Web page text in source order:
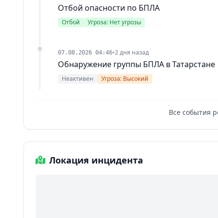
Отбой опасности по БПЛА
Отбой Угроза: Нет угрозы
07.08.2026 04:46•2 дня назад
Обнаружение группы БПЛА в Татарстане
Неактивен Угроза: Высокий
Все события
Локация инцидента